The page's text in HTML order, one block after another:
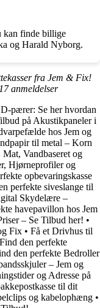
kan finde billige
og Harald Nyborg.
fra Jem & Fix!
17anmeldelser
pærer: Se her hvordan
på Akustikpaneler i
hos Jem og
til metal – Korn
Vandbaseret og
Hjørneprofiler og
opbevaringskasse
perfekte siveslange til
Skydelære –
havepavillon hos Jem
– Se Tilbud her! •
Fix • Få et Drivhus til
Find den perfekte
den perfekte Bedroller
– Jem og
og Adresse på
til dit
og kabelophæng •